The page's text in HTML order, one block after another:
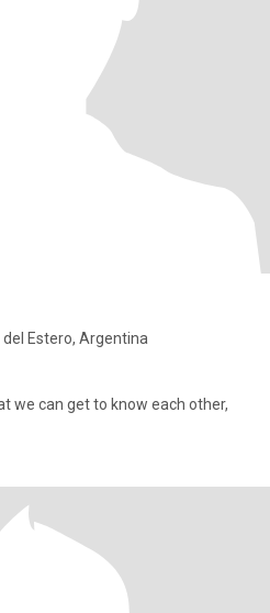
Estero, Argentina
we can get to know each other,